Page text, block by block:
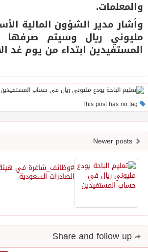
والمعلمات.
وأشار مدير الشؤون المالية
مليوني ريال وسيتم صرفها
المستفيدين ابتداء من يوم غد الاثنين 2 / 3 /
#وظائف_شاغرة في
الصادرات السعودية